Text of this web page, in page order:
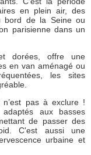
en plein air, des
bord de la Seine ou
parisienne dans un
dorées, offre une
en van aménagé ou
les sites
pas à exclure !
adaptés aux basses
de passer des
C'est aussi une
urbaine et